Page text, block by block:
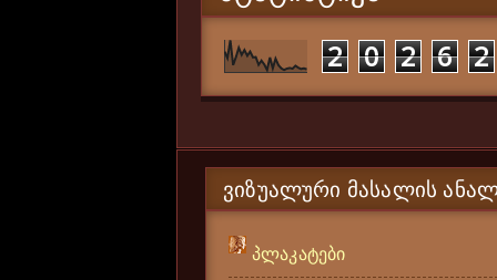
2 0 2 6 2
ᲕᲘᲖᲣᲐᲚᲣᲠᲘ ᲛᲐᲡᲐᲚᲘᲡ
პლაკატები